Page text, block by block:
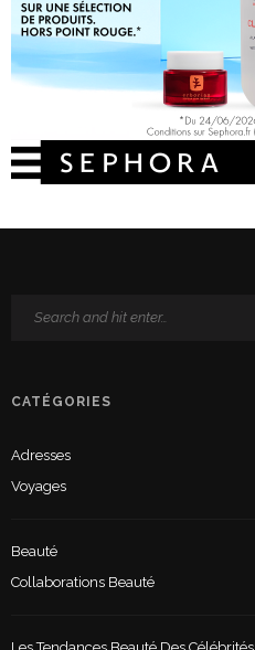
CATÉGORIES
Adresses
Voyages
Beauté
Collaborations Beauté